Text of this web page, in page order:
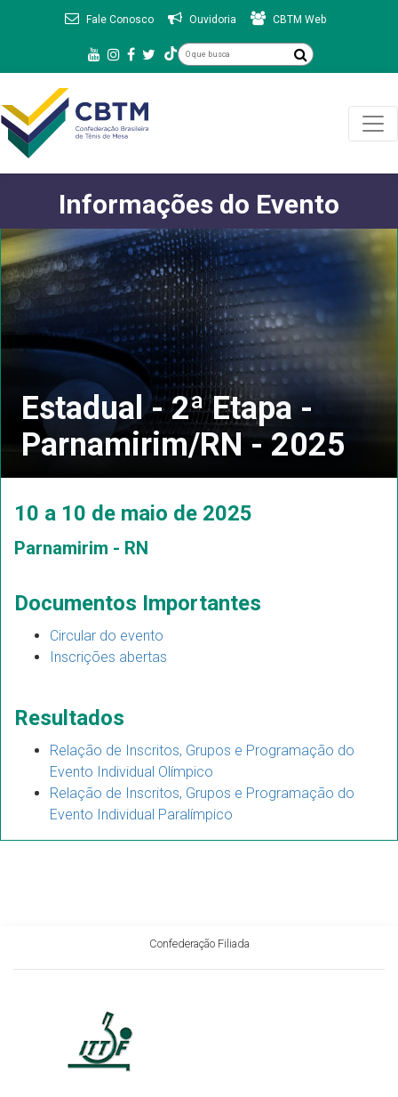
Fale Conosco Ouvidoria CBTM Web
Informações do Evento
Estadual - 2ª Etapa -
Parnamirim/RN - 2025
10 a 10 de maio de 2025
Parnamirim - RN
Documentos Importantes
Circular do evento
Inscrições abertas
Resultados
Relação de Inscritos, Grupos e Programação do
Evento Individual Olímpico
Relação de Inscritos, Grupos e Programação do
Evento Individual Paralímpico
Confederação Filiada